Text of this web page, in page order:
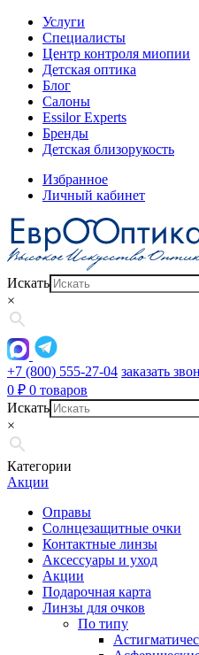
Услуги
Специалисты
Центр контроля миопии
Детская оптика
Блог
Салоны
Essilor Experts
Бренды
Детская близорукость
Избранное
Личный кабинет
Искать
×
+7 (800) 555-27-04 заказать
0 ₽ 0 товаров
Искать
×
Категории
Акции
Оправы
Солнцезащитные очки
Контактные линзы
Аксессуары и уход
Акции
Подарочная карта
Линзы для очков
По типу